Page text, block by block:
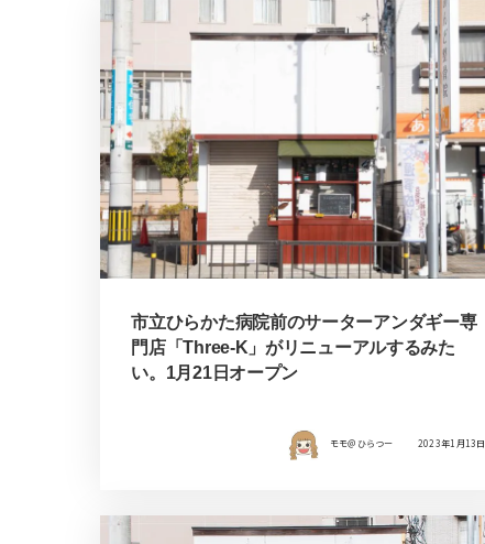
市立ひらかた病院前のサーターアンダギー専
門店「Three-K」がリニューアルするみた
い。1月21日オープン
モモ＠ひらつー 2023年1月13日